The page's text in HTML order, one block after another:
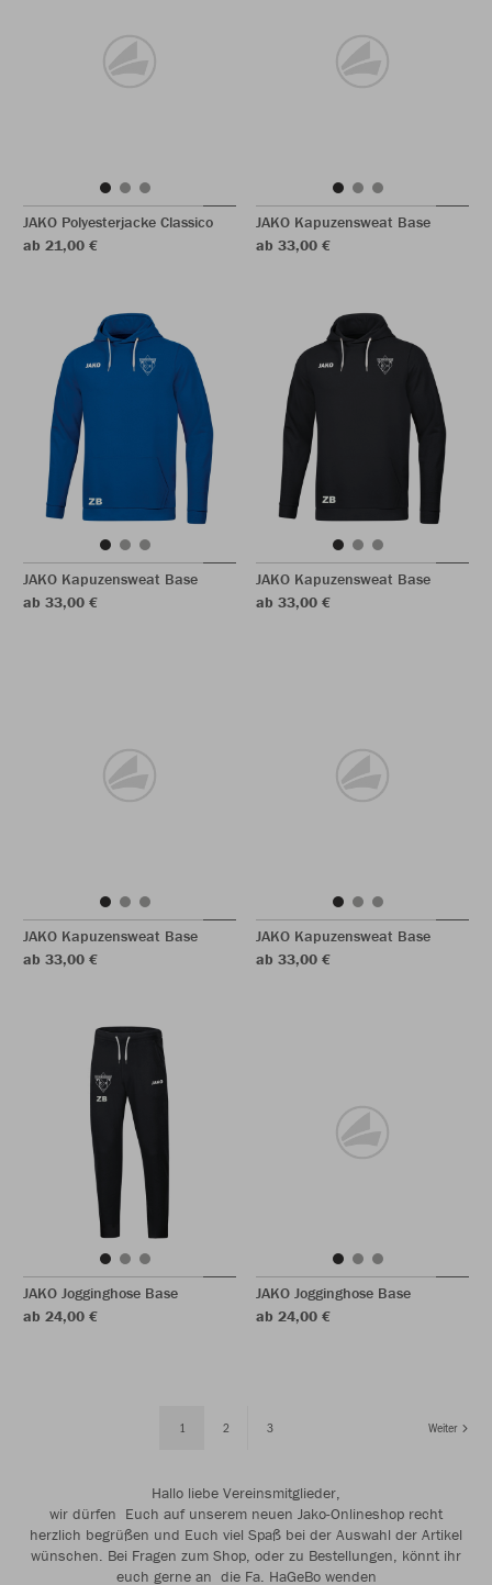
JAKO Polyesterjacke Classico
ab 21,00 €
JAKO Kapuzensweat Base
ab 33,00 €
JAKO Kapuzensweat Base
ab 33,00 €
JAKO Kapuzensweat Base
ab 33,00 €
JAKO Kapuzensweat Base
ab 33,00 €
JAKO Kapuzensweat Base
ab 33,00 €
JAKO Jogginghose Base
ab 24,00 €
JAKO Jogginghose Base
ab 24,00 €
1 2 3 Weiter
Hallo liebe Vereinsmitglieder,
wir dürfen Euch auf unserem neuen Jako-Onlineshop recht
herzlich begrüßen und Euch viel Spaß bei der Auswahl der Artikel
wünschen. Bei Fragen zum Shop, oder zu Bestellungen, könnt ihr
euch gerne an die Fa. HaGeBo wenden